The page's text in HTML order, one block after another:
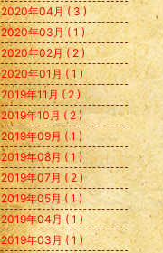
2020年04月 ( 3 )
2020年03月 ( 1 )
2020年02月 ( 2 )
2020年01月 ( 1 )
2019年11月 ( 2 )
2019年10月 ( 2 )
2019年09月 ( 1 )
2019年08月 ( 1 )
2019年07月 ( 2 )
2019年05月 ( 1 )
2019年04月 ( 1 )
2019年03月 ( 1 )